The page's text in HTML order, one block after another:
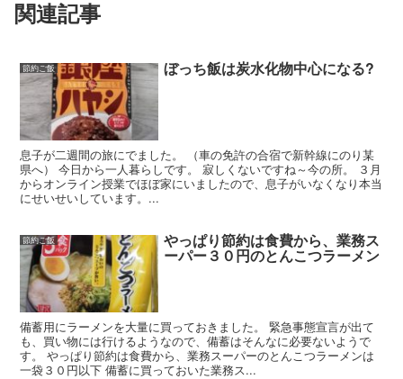
関連記事
節約ご飯 ぼっち飯は炭水化物中心になる?
息子が二週間の旅にでました。 （車の免許の合宿で新幹線にのり某
県へ） 今日から一人暮らしです。 寂しくないですね～今の所。 ３月
からオンライン授業でほぼ家にいましたので、息子がいなくなり本当
にせいせいしています。...
節約ご飯 やっぱり節約は食費から、業務ス
ーパー３０円のとんこつラーメン
備蓄用にラーメンを大量に買っておきました。 緊急事態宣言が出て
も、買い物には行けるようなので、備蓄はそんなに必要ないようで
す。 やっぱり節約は食費から、業務スーパーのとんこつラーメンは
一袋３０円以下 備蓄に買っておいた業務ス...